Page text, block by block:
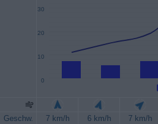
0
10
20
30
Geschw. 7 km/h 6 km/h 7 km/h